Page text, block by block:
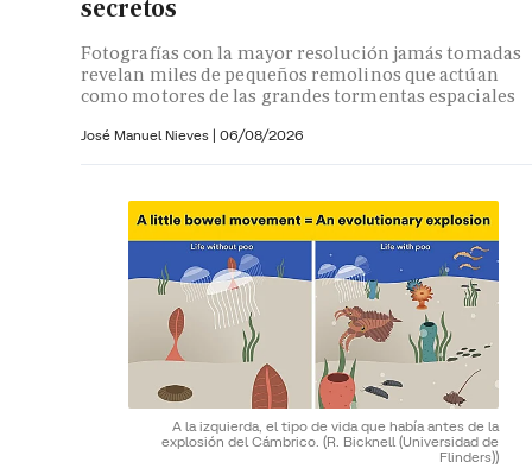
secretos
Fotografías con la mayor resolución jamás tomadas
revelan miles de pequeños remolinos que actúan
como motores de las grandes tormentas espaciales
José Manuel Nieves | 06/08/2026
A la izquierda, el tipo de vida que había antes de la
explosión del Cámbrico. (R. Bicknell (Universidad de
Flinders))